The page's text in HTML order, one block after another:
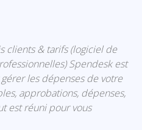
clients & tarifs (logiciel de
Spendesk est
les dépenses de votre
approbations, dépenses,
est réuni pour vous